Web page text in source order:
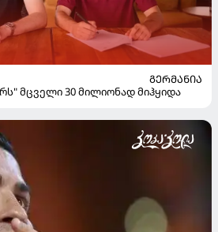
ᲒᲔᲠᲛᲐᲜᲘᲐ
მცველი 30 მილიონად მიჰყიდა